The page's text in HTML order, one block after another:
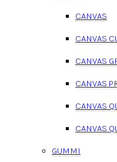
CANVAS
CANVAS
CANVAS
CANVAS
CANVAS
CANVAS
GUMMI